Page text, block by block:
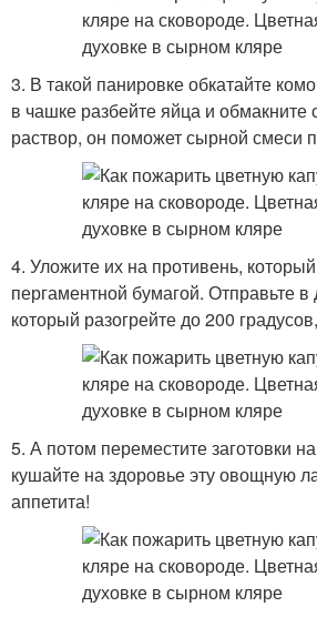
3. В такой панировке обкатайте
в чашке разбейте яйца и обмакните
раствор, он поможет сырной смеси
4. Уложите их на противень,
пергаментной бумагой. Отправьте
который разогрейте до 200
5. А потом переместите заготовки
кушайте на здоровье эту овощную
аппетита!